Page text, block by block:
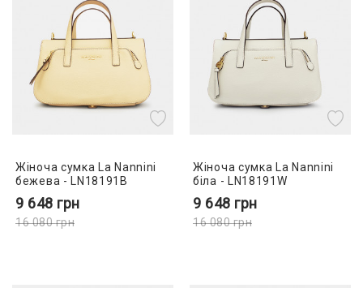
Жіноча сумка La Nannini
бежева - LN18191B
9 648 грн
16 080грн
Жіноча сумка La Nannini
біла - LN18191W
9 648 грн
16 080грн